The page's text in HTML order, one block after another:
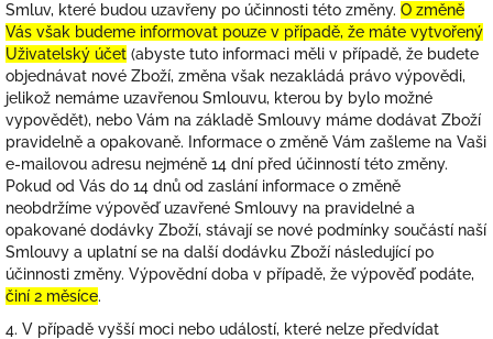
Smluv, které budou uzavřeny po účinnosti této změny. O změně
Vás však budeme informovat pouze v případě, že máte vytvořený
Uživatelský účet (abyste tuto informaci měli v případě, že budete
objednávat nové Zboží, změna však nezakládá právo výpovědi,
jelikož nemáme uzavřenou Smlouvu, kterou by bylo možné
vypovědět), nebo Vám na základě Smlouvy máme dodávat Zboží
pravidelně a opakovaně. Informace o změně Vám zašleme na Vaši
e-mailovou adresu nejméně 14 dní před účinností této změny.
Pokud od Vás do 14 dnů od zaslání informace o změně
neobdržíme výpověď uzavřené Smlouvy na pravidelné a
opakované dodávky Zboží, stávají se nové podmínky součástí naší
Smlouvy a uplatní se na další dodávku Zboží následující po
účinnosti změny. Výpovědní doba v případě, že výpověď podáte,
činí 2 měsíce.
4. V případě vyšší moci nebo událostí, které nelze předvídat